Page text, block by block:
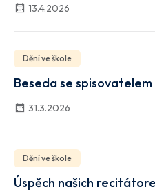
13.4.2026
Dění ve škole
Beseda se spisovatelem
31.3.2026
Dění ve škole
Úspěch našich